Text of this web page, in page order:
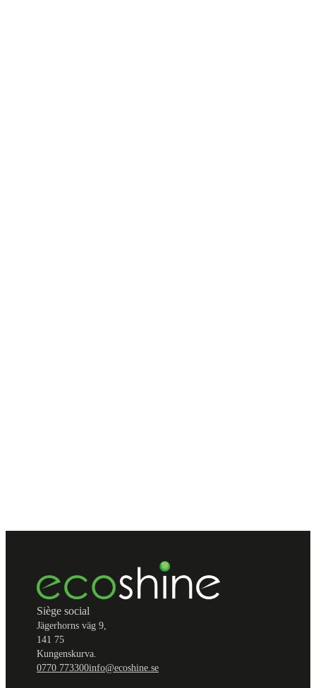
Siège social
Jägerhorns väg 9,
141 75
Kungenskurva.
0770 773300info@ecoshine.se